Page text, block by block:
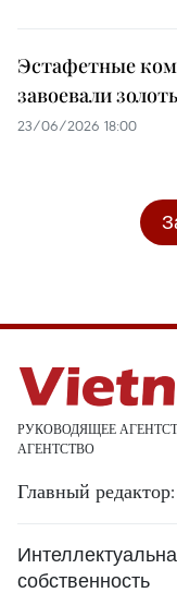
Эстафетные
завоевали
23/06/2026 18:00
РУКОВОДЯЩЕЕ
АГЕНТСТВО
Главный
собственность